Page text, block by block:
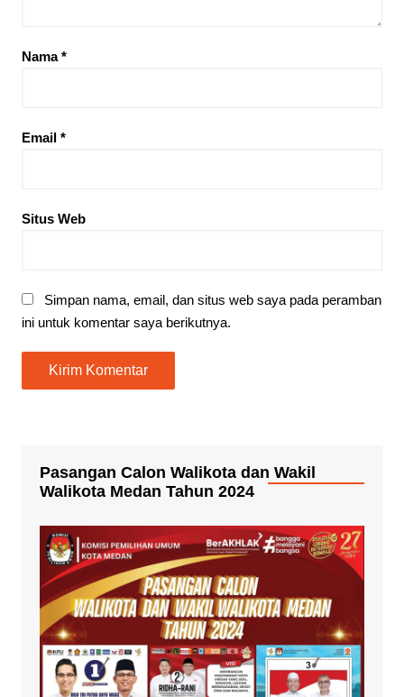
Nama*
Email *
Situs Web
Simpan nama, email, dan situs web saya pada peramban
ini untuk komentar saya berikutnya.
Pasangan Calon Walikota dan Wakil
Walikota Medan Tahun 2024